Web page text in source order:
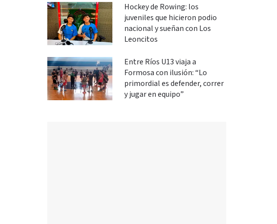
Hockey de Rowing: los
juveniles que hicieron podio
nacional y sueñan con Los
Leoncitos
Entre Ríos U13 viaja a
Formosa con ilusión: “Lo
primordial es defender, correr
y jugar en equipo”